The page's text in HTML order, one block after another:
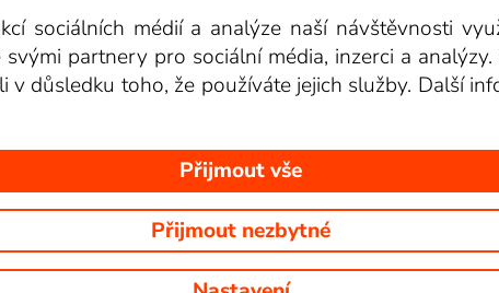
Videotéka
tomto webu jsou zobrazovány obrázky z pořadů TV stanic, které
sociálních médií a analýze naší návštěvnosti
partnery pro sociální média, inzerci a
důsledku toho, že používáte jejich služby. Další
Přijmout vše
Přijmout nezbytné